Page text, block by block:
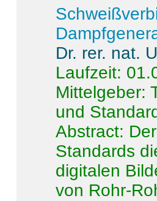
Dr. rer. nat.
Laufzeit:
Mittelgeber:
und
Abstract:
Standards
digitalen
von Rohr-